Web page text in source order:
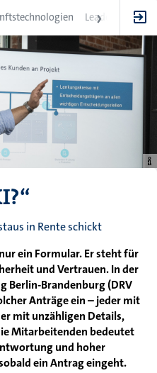
Leadership
in Rente schickt
ein Formular. Er steht für
und Vertrauen. In der
Berlin-Brandenburg (DRV
Anträge ein – jeder mit
mit unzähligen Details,
Mitarbeitenden bedeutet
und hoher
ein Antrag eingeht.